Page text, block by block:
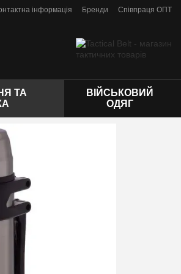
інформація Бренди Співпраця ОПТ
ТА
ВІЙСЬКОВИЙ
ОДЯГ